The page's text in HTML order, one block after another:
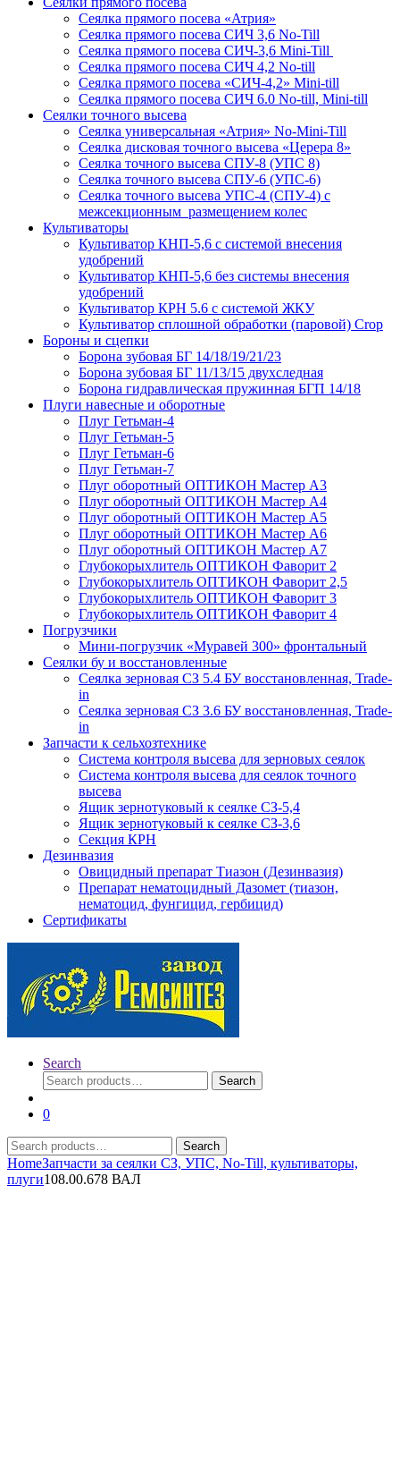
Сеялка прямого посева «Атрия»
Сеялка прямого посева СИЧ 3,6 No-Till
Сеялка прямого посева СИЧ-3,6 Mini-Till
Сеялка прямого посева СИЧ 4,2 No-till
Сеялка прямого посева «СИЧ-4,2» Mini-till
Сеялка прямого посева СИЧ 6.0 No-till, Mini-till
Сеялки точного высева
Сеялка универсальная «Атрия» No-Mini-Till
Сеялка дисковая точного высева «Церера 8»
Сеялка точного высева СПУ-8 (УПС 8)
Сеялка точного высева СПУ-6 (УПС-6)
Сеялка точного высева УПС-4 (СПУ-4) с
межсекционным размещением колес
Культиваторы
Культиватор КНП-5,6 с системой внесения
удобрений
Культиватор КНП-5,6 без системы внесения
удобрений
Культиватор КРН 5.6 с системой ЖКУ
Культиватор сплошной обработки (паровой) Crop
Бороны и сцепки
Борона зубовая БГ 14/18/19/21/23
Борона зубовая БГ 11/13/15 двухследная
Борона гидравлическая пружинная БГП 14/18
Плуги навесные и оборотные
Плуг Гетьман-4
Плуг Гетьман-5
Плуг Гетьман-6
Плуг Гетьман-7
Плуг оборотный ОПТИКОН Мастер А3
Плуг оборотный ОПТИКОН Мастер А4
Плуг оборотный ОПТИКОН Мастер А5
Плуг оборотный ОПТИКОН Мастер А6
Плуг оборотный ОПТИКОН Мастер А7
Глубокорыхлитель ОПТИКОН Фаворит 2
Глубокорыхлитель ОПТИКОН Фаворит 2,5
Глубокорыхлитель ОПТИКОН Фаворит 3
Глубокорыхлитель ОПТИКОН Фаворит 4
Погрузчики
Мини-погрузчик «Муравей 300» фронтальный
Сеялки бу и восстановленные
Сеялка зерновая СЗ 5.4 БУ восстановленная, Trade-
in
Сеялка зерновая СЗ 3.6 БУ восстановленная, Trade-
in
Запчасти к сельхозтехнике
Система контроля высева для зерновых сеялок
Система контроля высева для сеялок точного
высева
Ящик зернотуковый к сеялке СЗ-5,4
Ящик зернотуковый к сеялке СЗ-3,6
Секция КРН
Дезинвазия
Овицидный препарат Тиазон (Дезинвазия)
Препарат нематоцидный Дазомет (тиазон,
нематоцид, фунгицид, гербицид)
Сертификаты
Search
Search
for:
Search
0
Search
for:
Search
HomeЗапчасти за сеялки СЗ, УПС, No-Till, культиваторы,
плуги108.00.678 ВАЛ